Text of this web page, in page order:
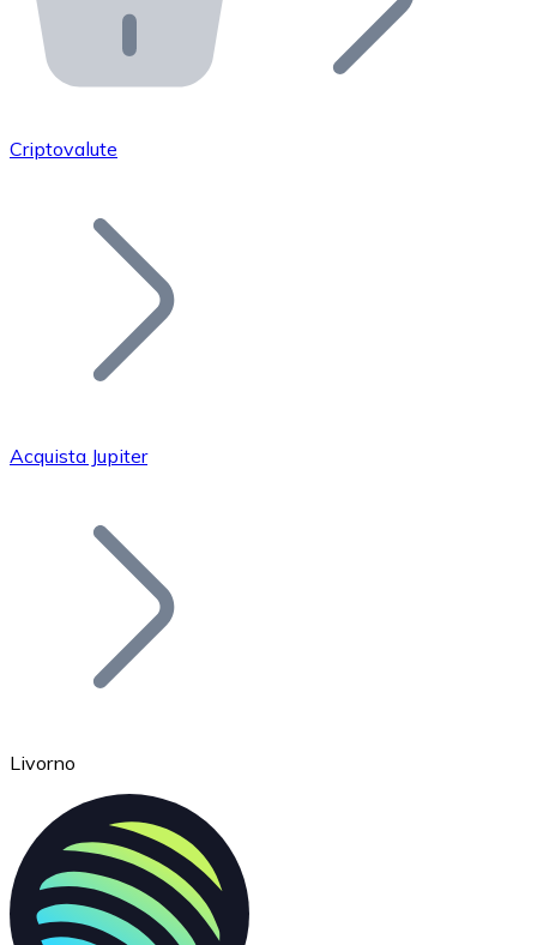
API Bitnovo
Integra la nostra API nel tuo ecosistema.
Unisciti alla nostra rete di rivenditori e
Aggiungi il token del tuo progetto al nostro servizio di
Bitcoin
Ethereum
ETH
Criptovalute
Acquista Jupiter
Livorno